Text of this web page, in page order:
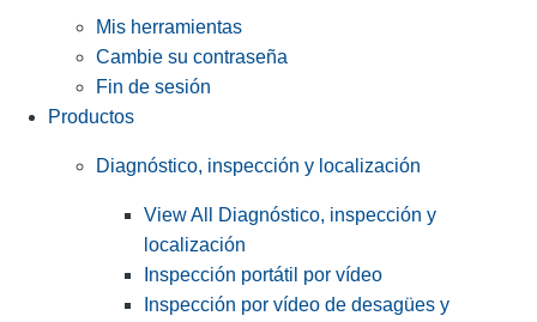
Mis herramientas
Cambie su contraseña
Fin de sesión
Productos
Diagnóstico, inspección y localización
View All Diagnóstico, inspección y
localización
Inspección portátil por vídeo
Inspección por vídeo de desagües y